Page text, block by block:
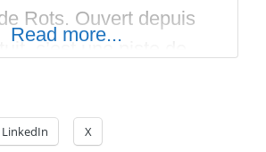
Rots. Ouvert depuis
c’est une piste de
Skate, SurfSkate et Trott.
woops, des virages
Read more...
LinkedIn X